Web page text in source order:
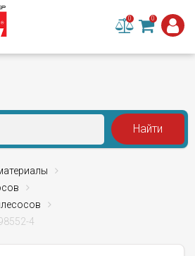
0 0
4